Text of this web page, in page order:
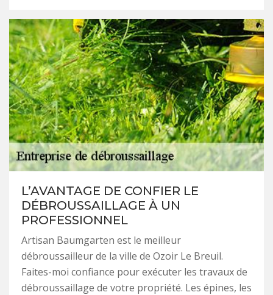
L’AVANTAGE DE CONFIER LE
DÉBROUSSAILLAGE À UN
PROFESSIONNEL
Artisan Baumgarten est le meilleur
débroussailleur de la ville de Ozoir Le Breuil.
Faites-moi confiance pour exécuter les travaux de
débroussaillage de votre propriété. Les épines, les